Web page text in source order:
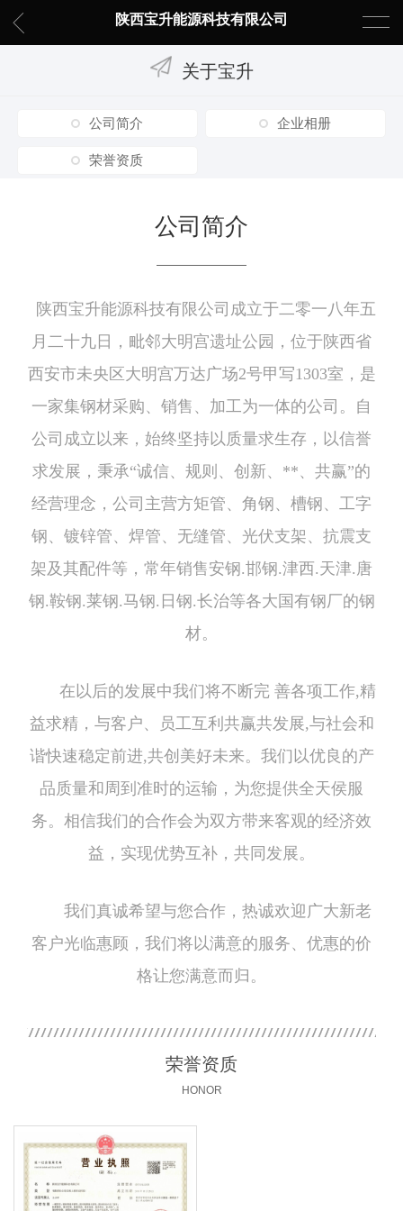
陕西宝升能源科技有限公司
关于宝升
公司简介 企业相册
荣誉资质
公司简介
陕西宝升能源科技有限公司成立于二零一八年五
月二十九日，毗邻大明宫遗址公园，位于陕西省
西安市未央区大明宫万达广场2号甲写1303室，是
一家集钢材采购、销售、加工为一体的公司。自
公司成立以来，始终坚持以质量求生存，以信誉
求发展，秉承“诚信、规则、创新、**、共赢”的
经营理念，公司主营方矩管、角钢、槽钢、工字
钢、镀锌管、焊管、无缝管、光伏支架、抗震支
架及其配件等，常年销售安钢.邯钢.津西.天津.唐
钢.鞍钢.莱钢.马钢.日钢.长治等各大国有钢厂的钢
材。
在以后的发展中我们将不断完 善各项工作,精
益求精，与客户、员工互利共赢共发展,与社会和
谐快速稳定前进,共创美好未来。我们以优良的产
品质量和周到准时的运输，为您提供全天侯服
务。相信我们的合作会为双方带来客观的经济效
益，实现优势互补，共同发展。
我们真诚希望与您合作，热诚欢迎广大新老
客户光临惠顾，我们将以满意的服务、优惠的价
格让您满意而归。
荣誉资质
HONOR